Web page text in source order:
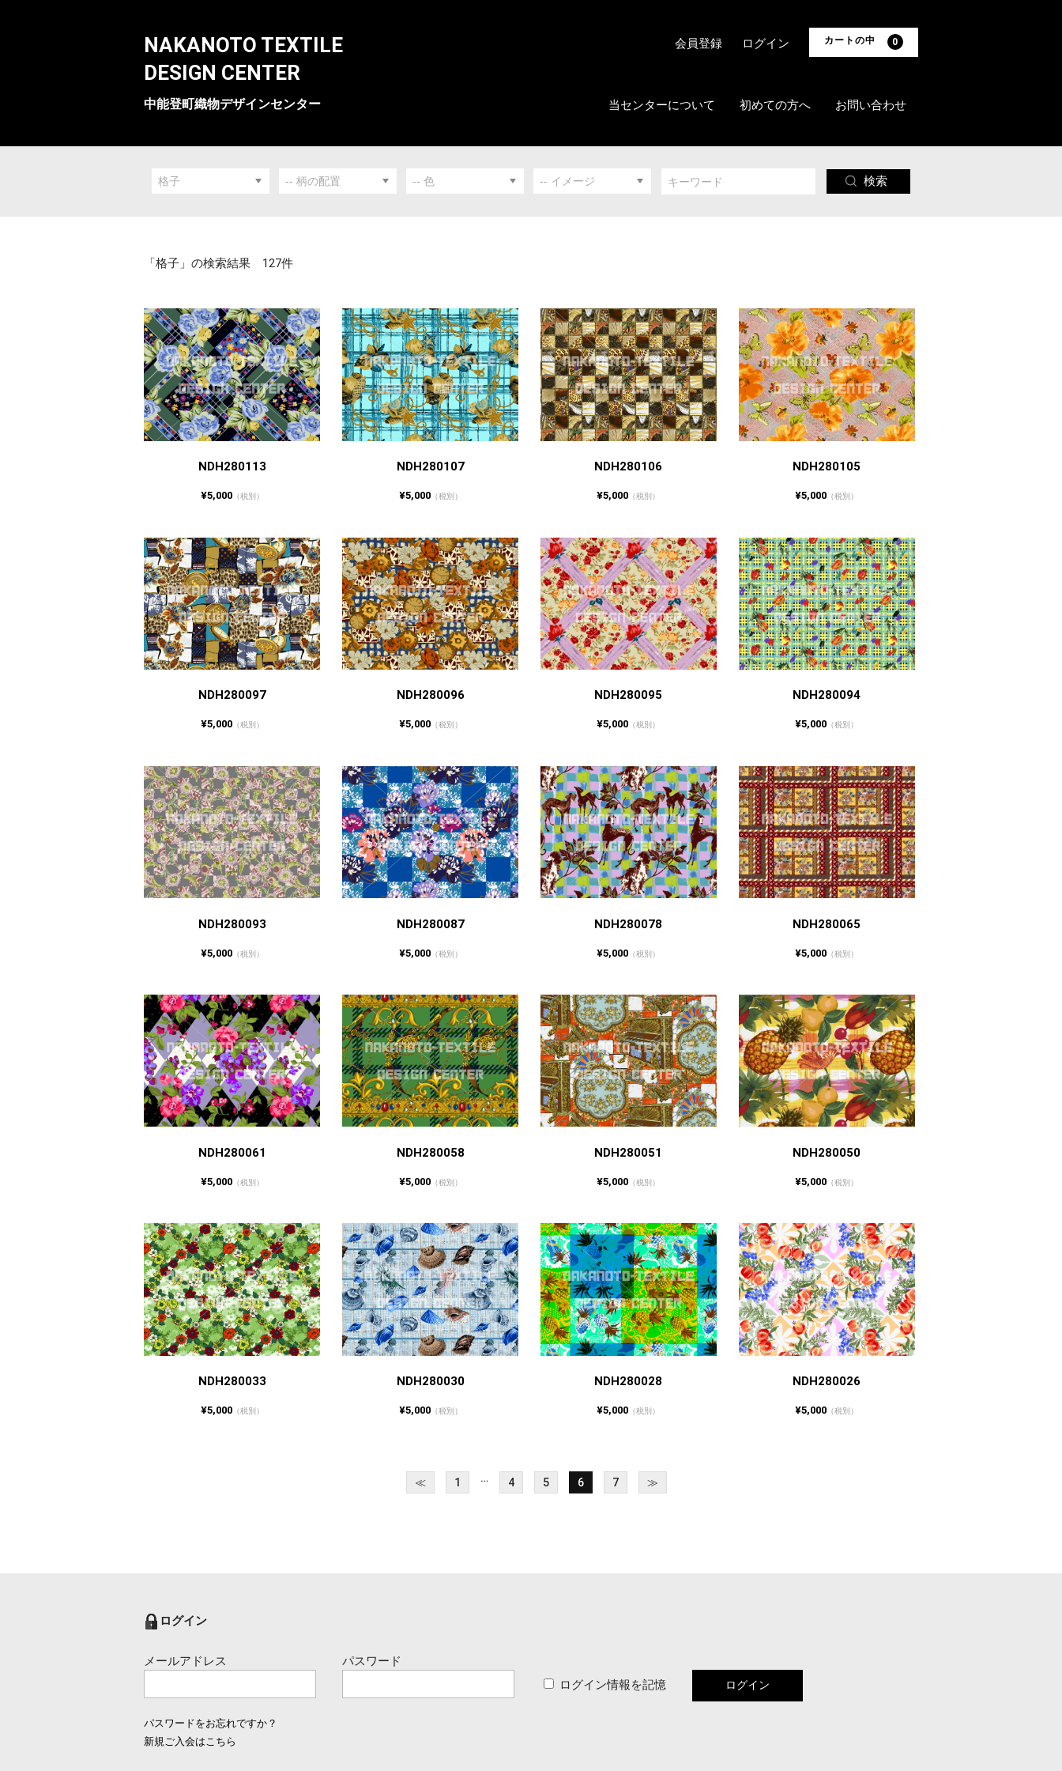
NAKANOTO TEXTILE
DESIGN CENTER
中能登町織物デザインセンター 当センターについて 初めての方へ お問い合わせ
カートの中 0
会員登録 ログイン
検索
「格子」の検索結果 127件
NDH280113
¥5,000（税別）
NDH280107
¥5,000（税別）
NDH280106
¥5,000 （税別）
NDH280105
¥5,000 （税別）
NDH280097
¥5,000（税別）
NDH280096
¥5,000（税別）
NDH280095
¥5,000 （税別）
NDH280094
¥5,000 （税別）
NDH280093
¥5,000（税別）
NDH280087
¥5,000（税別）
NDH280078
¥5,000 （税別）
NDH280065
¥5,000 （税別）
NDH280061
¥5,000（税別）
NDH280058
¥5,000（税別）
NDH280051
¥5,000 （税別）
NDH280050
¥5,000 （税別）
NDH280033
¥5,000（税別）
NDH280030
¥5,000（税別）
NDH280028
¥5,000 （税別）
NDH280026
¥5,000 （税別）
≪ 1 … 4 5 6 7 ≫
ログイン
メールアドレス
パスワード
ログイン情報を記憶
パスワードをお忘れですか？
新規ご入会はこちら